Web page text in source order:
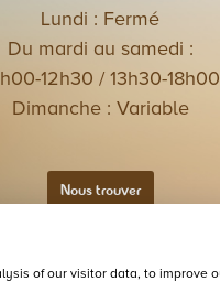
Lundi : Fermé
Du mardi au samedi :
12h30 / 13h30-18h00
Dimanche : Variable
Nous trouver
of our visitor data, to